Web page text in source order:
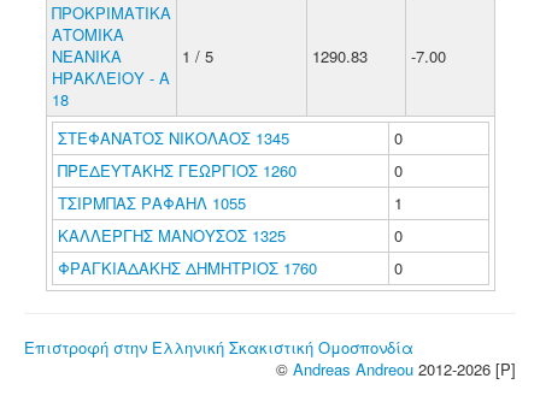
ΠΡΟΚΡΙΜΑΤΙΚΑ
ΑΤΟΜΙΚΑ
ΝΕΑΝΙΚΑ
ΗΡΑΚΛΕΙΟΥ - Α
18
1 / 5 1290.83 -7.00
ΣΤΕΦΑΝΑΤΟΣ ΝΙΚΟΛΑΟΣ 1345
0
ΠΡΕΔΕΥΤΑΚΗΣ ΓΕΩΡΓΙΟΣ 1260
0
ΤΣΙΡΜΠΑΣ ΡΑΦΑΗΛ 1055
1
ΚΑΛΛΕΡΓΗΣ ΜΑΝΟΥΣΟΣ 1325
0
ΦΡΑΓΚΙΑΔΑΚΗΣ ΔΗΜΗΤΡΙΟΣ 1760
0
Επιστροφή στην Ελληνική Σκακιστική Ομοσπονδία
© Andreas Andreou 2012-2026 [P]